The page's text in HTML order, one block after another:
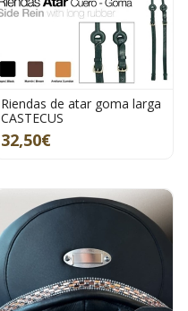
Riendas de atar goma larga
CASTECUS
32,50€